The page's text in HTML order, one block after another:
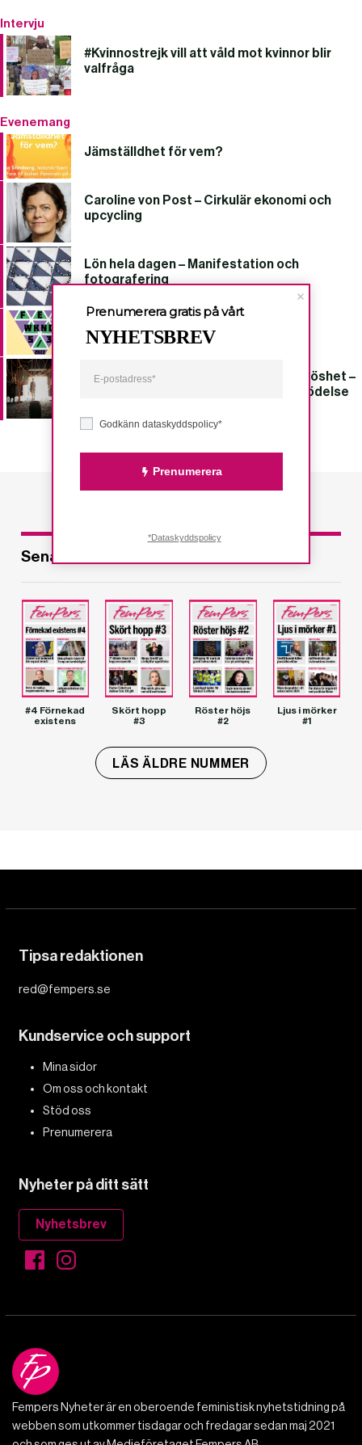
Intervju
#Kvinnostrejk vill att våld mot kvinnor blir
valfråga
Evenemang
Jämställdhet för vem?
Caroline von Post – Cirkulär ekonomi och
upcycling
Lön hela dagen – Manifestation och
fotografering
FEMwknd 2022
Krystallia Sakellariou, Makt och maktlöshet –
inför livets slutskede och konstens födelse
Senaste utgåvorna
#4 Förnekad
existens
Skört hopp
#3
Röster höjs
#2
Ljus i mörker
#1
LÄS ÄLDRE NUMMER
Tipsa redaktionen
red@fempers.se
Kundservice och support
Mina sidor
Om oss och kontakt
Stöd oss
Prenumerera
Nyheter på ditt sätt
Nyhetsbrev
Fempers Nyheter är en oberoende feministisk nyhetstidning på
webben som utkommer tisdagar och fredagar sedan maj 2021
Godkänn dataskyddspolicy*
Prenumerera
Prenumerera gratis på vårt
NYHETSBREV
*Dataskyddspolicy